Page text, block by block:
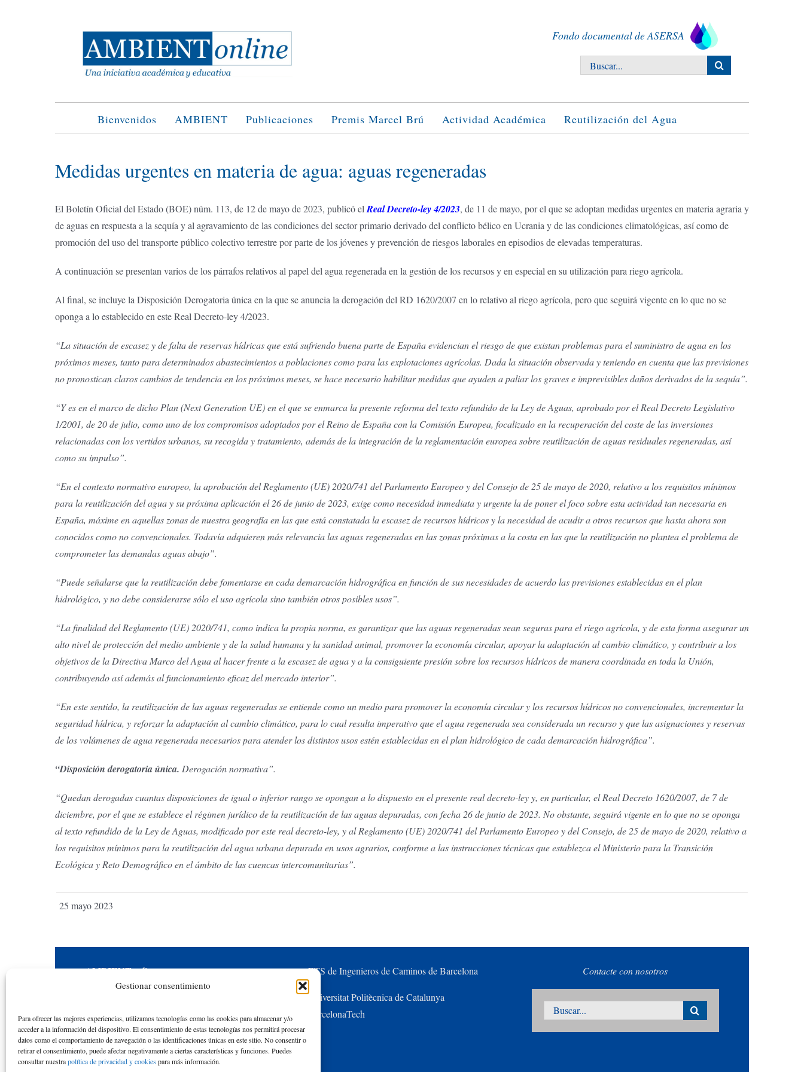
Gestionar consentimiento
Para ofrecer las mejores experiencias, utilizamos tecnologías como las cookies para almacenar y/o
acceder a la información del dispositivo. El consentimiento de estas tecnologías nos permitirá procesar
datos como el comportamiento de navegación o las identificaciones únicas en este sitio. No consentir o
retirar el consentimiento, puede afectar negativamente a ciertas características y funciones. Puedes
consultar nuestrapolítica de privacidad y cookiespara más información.
Fondo documental de ASERSA
Buscar:
Bienvenidos AMBIENT Publicaciones Premis Marcel Brú Actividad Académica Reutilización del Agua
Medidas urgentes en materia de agua: aguas regeneradas
El Boletín Oficial del Estado (BOE) núm. 113, de 12 de mayo de 2023, publicó el Real Decreto-ley 4/2023, de 11 de mayo, por el que se adoptan medidas urgentes en materia agraria y
de aguas en respuesta a la sequía y al agravamiento de las condiciones del sector primario derivado del conflicto bélico en Ucrania y de las condiciones climatológicas, así como de
promoción del uso del transporte público colectivo terrestre por parte de los jóvenes y prevención de riesgos laborales en episodios de elevadas temperaturas.
A continuación se presentan varios de los párrafos relativos al papel del agua regenerada en la gestión de los recursos y en especial en su utilización para riego agrícola.
Al final, se incluye la Disposición Derogatoria única en la que se anuncia la derogación del RD 1620/2007 en lo relativo al riego agrícola, pero que seguirá vigente en lo que no se
oponga a lo establecido en este Real Decreto-ley 4/2023.
“La situación de escasez y de falta de reservas hídricas que está sufriendo buena parte de España evidencian el riesgo de que existan problemas para el suministro de agua en los
próximos meses, tanto para determinados abastecimientos a poblaciones como para las explotaciones agrícolas. Dada la situación observada y teniendo en cuenta que las previsiones
no pronostican claros cambios de tendencia en los próximos meses, se hace necesario habilitar medidas que ayuden a paliar los graves e imprevisibles daños derivados de la sequía”.
“Y es en el marco de dicho Plan (Next Generation UE) en el que se enmarca la presente reforma del texto refundido de la Ley de Aguas, aprobado por el Real Decreto Legislativo
1/2001, de 20 de julio, como uno de los compromisos adoptados por el Reino de España con la Comisión Europea, focalizado en la recuperación del coste de las inversiones
relacionadas con los vertidos urbanos, su recogida y tratamiento, además de la integración de la reglamentación europea sobre reutilización de aguas residuales regeneradas, así
como su impulso”.
“En el contexto normativo europeo, la aprobación del Reglamento (UE) 2020/741 del Parlamento Europeo y del Consejo de 25 de mayo de 2020, relativo a los requisitos mínimos
para la reutilización del agua y su próxima aplicación el 26 de junio de 2023, exige como necesidad inmediata y urgente la de poner el foco sobre esta actividad tan necesaria en
España, máxime en aquellas zonas de nuestra geografía en las que está constatada la escasez de recursos hídricos y la necesidad de acudir a otros recursos que hasta ahora son
conocidos como no convencionales. Todavía adquieren más relevancia las aguas regeneradas en las zonas próximas a la costa en las que la reutilización no plantea el problema de
comprometer las demandas aguas abajo”.
“Puede señalarse que la reutilización debe fomentarse en cada demarcación hidrográfica en función de sus necesidades de acuerdo las previsiones establecidas en el plan
hidrológico, y no debe considerarse sólo el uso agrícola sino también otros posibles usos”.
“La finalidad del Reglamento (UE) 2020/741, como indica la propia norma, es garantizar que las aguas regeneradas sean seguras para el riego agrícola, y de esta forma asegurar un
alto nivel de protección del medio ambiente y de la salud humana y la sanidad animal, promover la economía circular, apoyar la adaptación al cambio climático, y contribuir a los
objetivos de la Directiva Marco del Agua al hacer frente a la escasez de agua y a la consiguiente presión sobre los recursos hídricos de manera coordinada en toda la Unión,
contribuyendo así además al funcionamiento eficaz del mercado interior”.
“En este sentido, la reutilización de las aguas regeneradas se entiende como un medio para promover la economía circular y los recursos hídricos no convencionales, incrementar la
seguridad hídrica, y reforzar la adaptación al cambio climático, para lo cual resulta imperativo que el agua regenerada sea considerada un recurso y que las asignaciones y reservas
de los volúmenes de agua regenerada necesarios para atender los distintos usos estén establecidas en el plan hidrológico de cada demarcación hidrográfica”.
“Disposición derogatoria única. Derogación normativa”.
“Quedan derogadas cuantas disposiciones de igual o inferior rango se opongan a lo dispuesto en el presente real decreto-ley y, en particular, el Real Decreto 1620/2007, de 7 de
diciembre, por el que se establece el régimen jurídico de la reutilización de las aguas depuradas, con fecha 26 de junio de 2023. No obstante, seguirá vigente en lo que no se oponga
al texto refundido de la Ley de Aguas, modificado por este real decreto-ley, y al Reglamento (UE) 2020/741 del Parlamento Europeo y del Consejo, de 25 de mayo de 2020, relativo a
los requisitos mínimos para la reutilización del agua urbana depurada en usos agrarios, conforme a las instrucciones técnicas que establezca el Ministerio para la Transición
Ecológica y Reto Demográfico en el ámbito de las cuencas intercomunitarias”.
25 mayo 2023
AMBIENTonline
reconocimiento a la actividad académica de los
alumnos y las alumnas de la ETS de Ingenieros
de Caminos de la Universidad Politécnica de
Catalunya desde el curso académico 1976-77
ETS de Ingenieros de Caminos de Barcelona
Universitat Politècnica de Catalunya
BarcelonaTech
Contacte con nosotros
Buscar: